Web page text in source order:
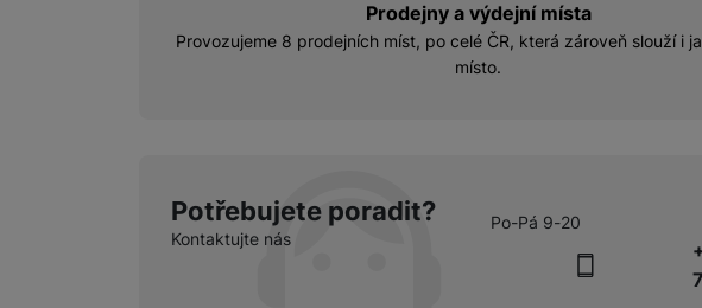
Prodejny a výdejní místa
Provozujeme 8 prodejních míst, po celé ČR, která zároveň slouží i
místo.
Potřebujete poradit?
Kontaktujte nás
Po-Pá 9-20